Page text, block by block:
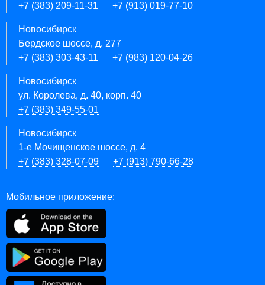
+7 (383) 209-11-31
+7 (913) 019-77-10
Новосибирск
Бердское шоссе, д. 277
+7 (383) 303-43-11
+7 (983) 120-04-26
Новосибирск
ул. Королева, д. 40, корп. 40
+7 (383) 349-55-01
Новосибирск
1-е Мочищенское шоссе, д. 4
+7 (383) 328-07-09
+7 (913) 790-66-28
Мобильное приложение: